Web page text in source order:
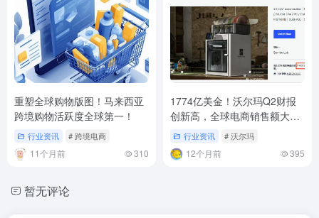
重塑全球购物版图！马来西亚
跨境购物活跃度全球第一！
行业资讯 # 跨境电商
11个月前 310
1774亿美金！沃尔玛Q2财报
创新高，全球电商销售额大涨
25%行业资讯 # 沃尔玛
12个月前 395
暂无评论